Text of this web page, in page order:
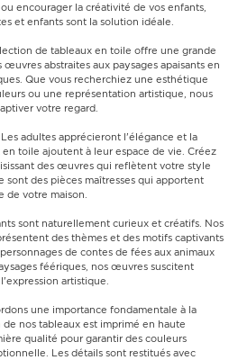
encourager la créativité de vos enfants,
et enfants sont la solution idéale.
de tableaux en toile offre une grande
abstraites aux paysages apaisants en
Que vous recherchiez une esthétique
ou une représentation artistique, nous
votre regard.
Les adultes apprécieront l'élégance et la
toile ajoutent à leur espace de vie. Créez
des œuvres qui reflètent votre style
sont des pièces maîtresses qui apportent
de votre maison.
sont naturellement curieux et créatifs. Nos
des thèmes et des motifs captivants
de contes de fées aux animaux
féériques, nos œuvres suscitent
artistique.
une importance fondamentale à la
nos tableaux est imprimé en haute
qualité pour garantir des couleurs
Les détails sont restitués avec